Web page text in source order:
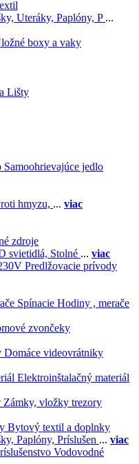
Uteráky, Paplóny, P ...
boxy a vaky
Lišty
Samoohrievajúce jedlo
hmyzu, ... viac
zdroje
svietidlá, Stolné ... viac
Predlžovacie prívody
Spínacie Hodiny , merače
zvončeky
Domáce videovrátniky
Elektroinštalačný materiál
Zámky, vložky trezory
Bytový textil a doplnky
Paplóny, Príslušen ... viac
Vodovodné